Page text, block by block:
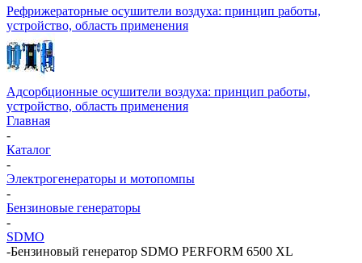
Рефрижераторные осушители воздуха: принцип работы,
устройство, область применения
Адсорбционные осушители воздуха: принцип работы,
устройство, область применения
Главная
-
Каталог
-
Электрогенераторы и мотопомпы
-
Бензиновые генераторы
-
SDMO
-Бензиновый генератор SDMO PERFORM 6500 XL